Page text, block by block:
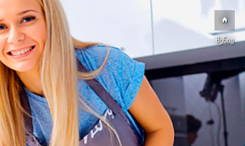
მენიუ